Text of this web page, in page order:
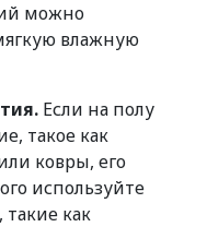
можно
влажную
Если на полу
такое как
ковры, его
используйте
как